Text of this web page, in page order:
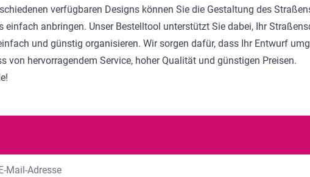
verfügbaren Designs können Sie die Gestaltung des
anbringen. Unser Bestelltool unterstützt Sie dabei, Ihr
und günstig organisieren. Wir sorgen dafür, dass Ihr Entwurf
hervorragendem Service, hoher Qualität und günstigen Preisen.